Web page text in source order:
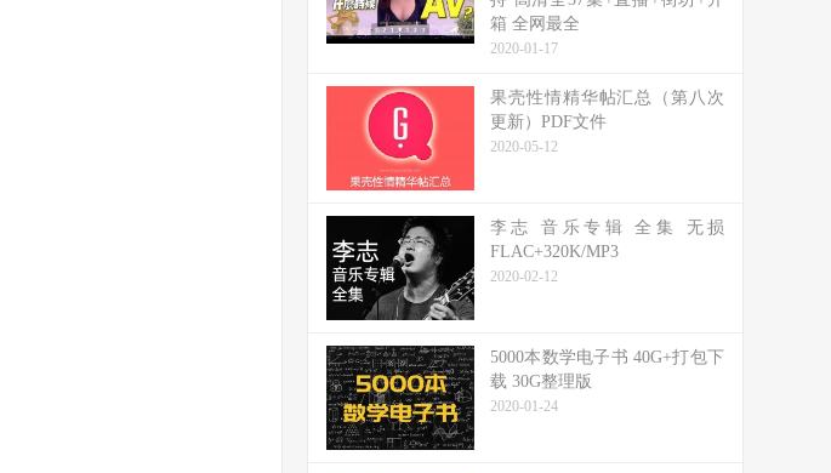
箱 全网最全
2020-01-17
果壳性情精华帖汇总（第八次
更新）PDF文件
2020-05-12
李志 音乐专辑 全集 无损
FLAC+320K/MP3
2020-02-12
5000本数学电子书 40G+打包下
载 30G整理版
2020-01-24